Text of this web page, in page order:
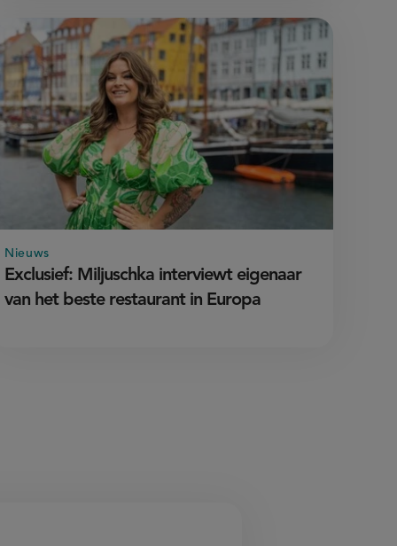
Exclusief: Miljuschka interviewt eigenaar
van het beste restaurant in Europa
Nieuws